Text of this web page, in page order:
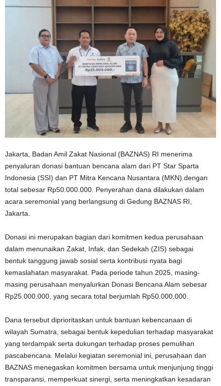
Jakarta, Badan Amil Zakat Nasional (BAZNAS) RI menerima
penyaluran donasi bantuan bencana alam dari PT Star Sparta
Indonesia (SSI) dan PT Mitra Kencana Nusantara (MKN) dengan
total sebesar Rp50.000.000. Penyerahan dana dilakukan dalam
acara seremonial yang berlangsung di Gedung BAZNAS RI,
Jakarta.
Donasi ini merupakan bagian dari komitmen kedua perusahaan
dalam menunaikan Zakat, Infak, dan Sedekah (ZIS) sebagai
bentuk tanggung jawab sosial serta kontribusi nyata bagi
kemaslahatan masyarakat. Pada periode tahun 2025, masing-
masing perusahaan menyalurkan Donasi Bencana Alam sebesar
Rp25.000.000, yang secara total berjumlah Rp50.000.000.
Dana tersebut diprioritaskan untuk bantuan kebencanaan di
wilayah Sumatra, sebagai bentuk kepedulian terhadap masyarakat
yang terdampak serta dukungan terhadap proses pemulihan
pascabencana. Melalui kegiatan seremonial ini, perusahaan dan
BAZNAS menegaskan komitmen bersama untuk menjunjung tinggi
transparansi, memperkuat sinergi, serta meningkatkan kesadaran